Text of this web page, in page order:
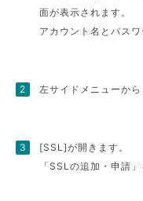
面が表示されます。
アカウント名とパス
左サイドメニューか
[SSL]が開きます。
「SSLの追加・申請